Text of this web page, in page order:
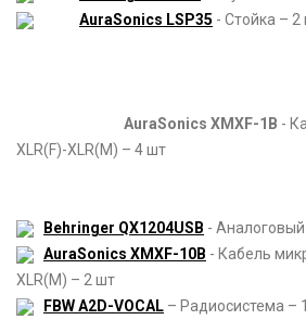
AuraSonics LSP35 - Стойка – 2
AuraSonics XMXF-1B -
XLR(F)-XLR(M) – 4 шт
Behringer QX1204USB -
AuraSonics XMXF-10B - Кабель
XLR(M) – 2 шт
FBW A2D-VOCAL – Радиосистема –